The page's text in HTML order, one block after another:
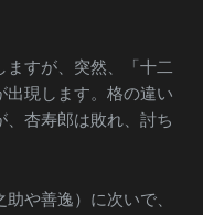
ますが、突然、「十二
出現します。格の違い
、杏寿郎は敗れ、討ち
や善逸）に次いで、